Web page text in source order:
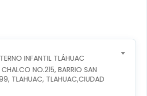
INFANTIL TLÁHUAC
NO.215, BARRIO SAN
TLAHUAC, TLAHUAC,CIUDAD